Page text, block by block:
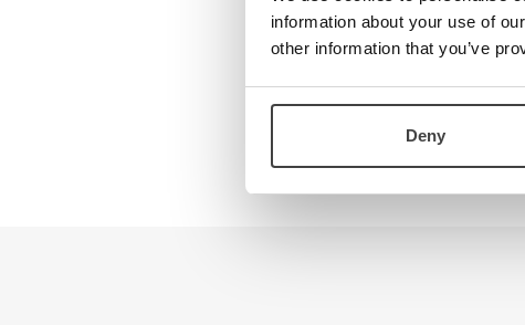
information about your use of
other information that you’ve
Deny
With one wire for
KVM extenders,
Easy to set up